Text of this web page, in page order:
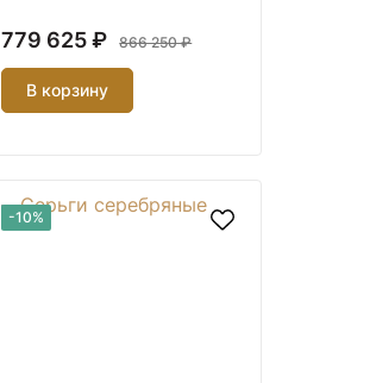
779 625 ₽ 866 250 ₽
В корзину
-10%